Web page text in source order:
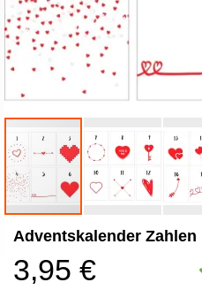
Anfang
Bildergalerie
springen
Adventskalender Zahlen
3,95 €